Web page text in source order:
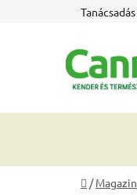
tartalomhoz
Tanácsadás
Kezdőlap
/ Magazin